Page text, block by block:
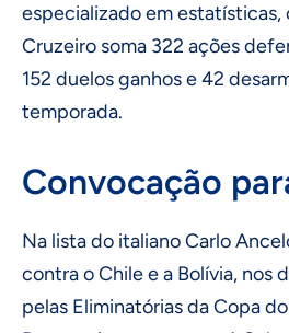
especializado em estatísticas,
Cruzeiro soma 322 ações
152 duelos ganhos e 42
temporada.
Convocação
Na lista do italiano Carlo
contra o Chile e a Bolívia, nos
pelas Eliminatórias da Copa